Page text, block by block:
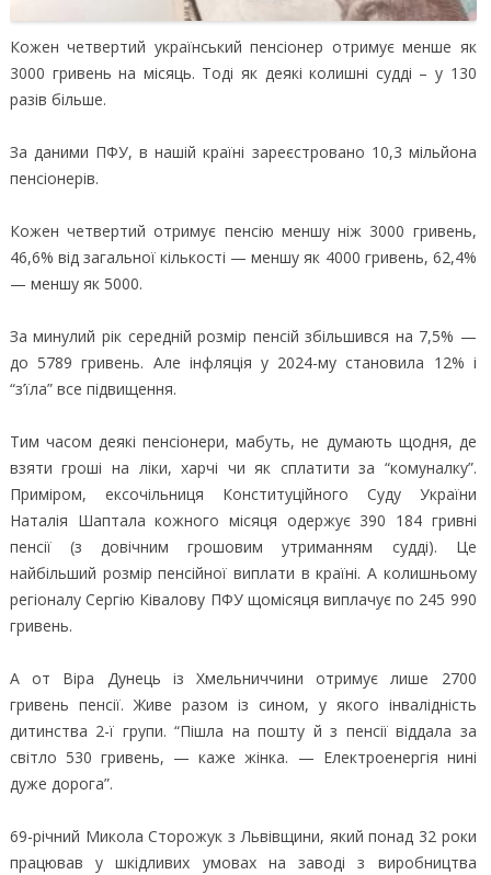
Кожен четвертий український пенсіонер отримує менше як
3000 гривень на місяць. Тоді як деякі колишні судді – у 130
разів більше.
За даними ПФУ, в нашій країні зареєстровано 10,3 мільйона
пенсіонерів.
Кожен четвертий отримує пенсію меншу ніж 3000 гривень,
46,6% від загальної кількості — меншу як 4000 гривень, 62,4%
— меншу як 5000.
За минулий рік середній розмір пенсій збільшився на 7,5% —
до 5789 гривень. Але інфляція у 2024-му становила 12% і
“з’їла” все підвищення.
Тим часом деякі пенсіонери, мабуть, не думають щодня, де
взяти гроші на ліки, харчі чи як сплатити за “комуналку”.
Приміром, ексочільниця Конституційного Cуду України
Наталія Шаптала кожного місяця одержує 390 184 гривні
пенсії (з довічним грошовим утриманням судді). Це
найбільший розмір пенсійної виплати в країні. А колишньому
регіоналу Сергію Ківалову ПФУ щомісяця виплачує по 245 990
гривень.
А от Віра Дунець із Хмельниччини отримує лише 2700
гривень пенсії. Живе разом із сином, у якого інвалідність
дитинства 2-ї групи. “Пішла на пошту й з пенсії віддала за
світло 530 гривень, — каже жінка. — Електроенергія нині
дуже дорога”.
69-річний Микола Сторожук з Львівщини, який понад 32 роки
працював у шкідливих умовах на заводі з виробництва